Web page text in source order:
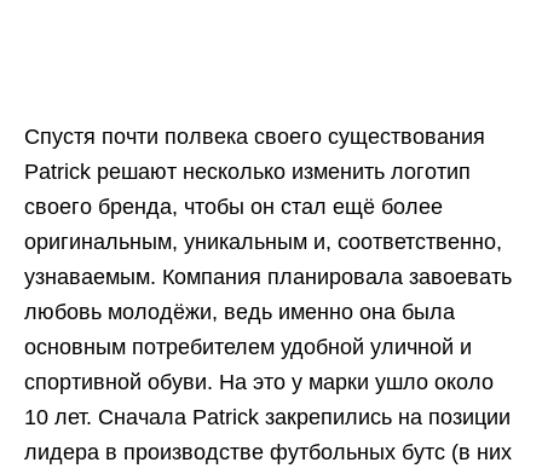
Спустя почти полвека своего существования
Patrick решают несколько изменить логотип
своего бренда, чтобы он стал ещё более
оригинальным, уникальным и, соответственно,
узнаваемым. Компания планировала завоевать
любовь молодёжи, ведь именно она была
основным потребителем удобной уличной и
спортивной обуви. На это у марки ушло около
10 лет. Сначала Patrick закрепились на позиции
лидера в производстве футбольных бутс (в них